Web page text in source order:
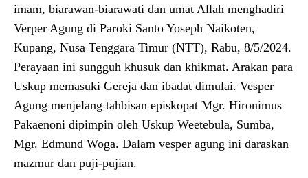
imam, biarawan-biarawati dan umat Allah menghadiri
Verper Agung di Paroki Santo Yoseph Naikoten,
Kupang, Nusa Tenggara Timur (NTT), Rabu, 8/5/2024.
Perayaan ini sungguh khusuk dan khikmat. Arakan para
Uskup memasuki Gereja dan ibadat dimulai. Vesper
Agung menjelang tahbisan episkopat Mgr. Hironimus
Pakaenoni dipimpin oleh Uskup Weetebula, Sumba,
Mgr. Edmund Woga. Dalam vesper agung ini daraskan
mazmur dan puji-pujian.